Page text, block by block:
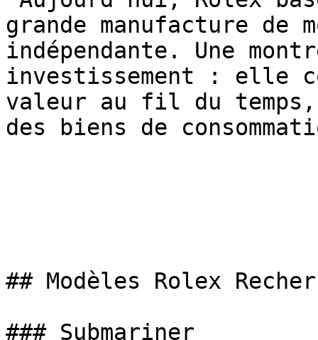
grande manufacture de
indépendante. Une
investissement : elle
valeur au fil du
des biens de
## Modèles Rolex
### Submariner